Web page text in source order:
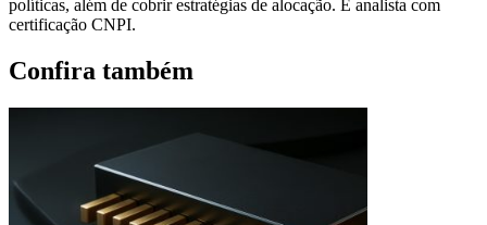
políticas, além de cobrir estratégias de alocação. É analista com
certificação CNPI.
Confira também